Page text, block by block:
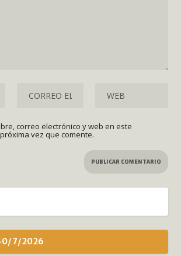
correo electrónico y web en este
vez que comente.
7/2026